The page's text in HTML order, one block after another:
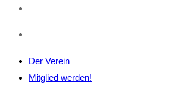
Der Verein
Mitglied werden!